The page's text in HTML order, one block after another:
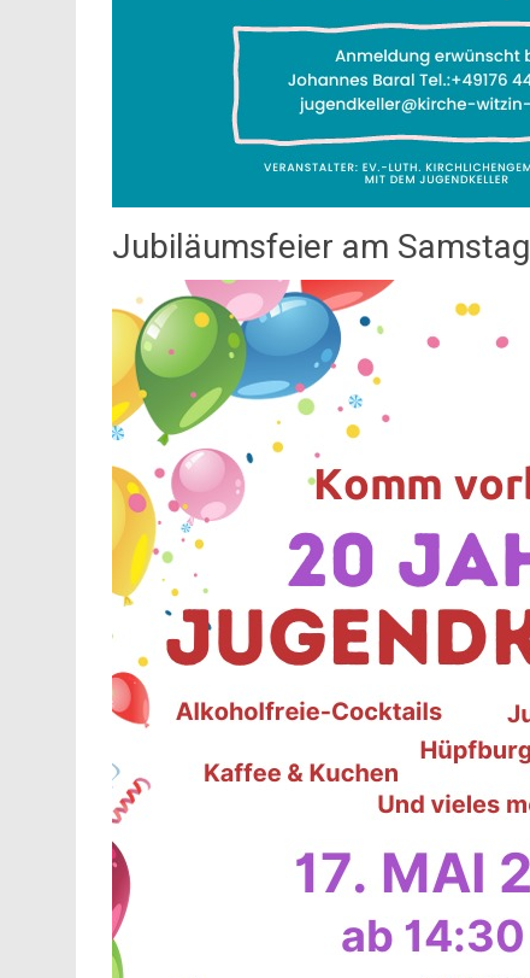
Jubiläumsfeier am Samstag